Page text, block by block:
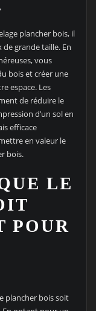
plancher bois, il
grande taille. En
vous
bois et créer une
espace. Les
de réduire le
d’un sol en
efficace
en valeur le
bois.
LE
POUR
plancher bois soit